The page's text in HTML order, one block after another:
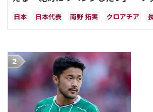
日本 日本代表 南野 拓実 クロアチア